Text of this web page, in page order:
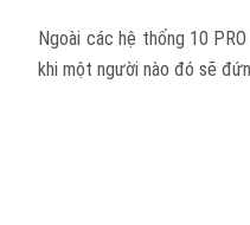
Ngoài các hệ thống 10
khi một người nào đó sẽ